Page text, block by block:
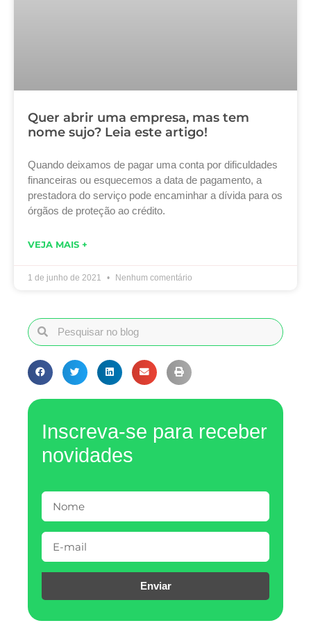
Quer abrir uma empresa, mas tem
nome sujo? Leia este artigo!
Quando deixamos de pagar uma conta por dificuldades
financeiras ou esquecemos a data de pagamento, a
prestadora do serviço pode encaminhar a dívida para os
órgãos de proteção ao crédito.
VEJA MAIS +
1 de junho de 2021 Nenhum comentário
Inscreva-se para receber
novidades
Enviar